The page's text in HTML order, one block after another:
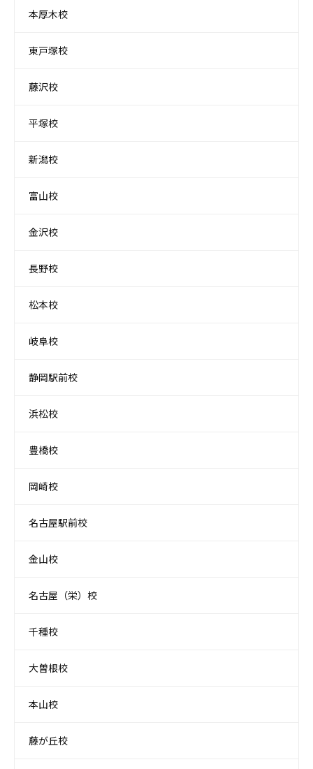
本厚木校
東戸塚校
藤沢校
平塚校
新潟校
富山校
金沢校
長野校
松本校
岐阜校
静岡駅前校
浜松校
豊橋校
岡崎校
名古屋駅前校
金山校
名古屋（栄）校
千種校
大曽根校
本山校
藤が丘校